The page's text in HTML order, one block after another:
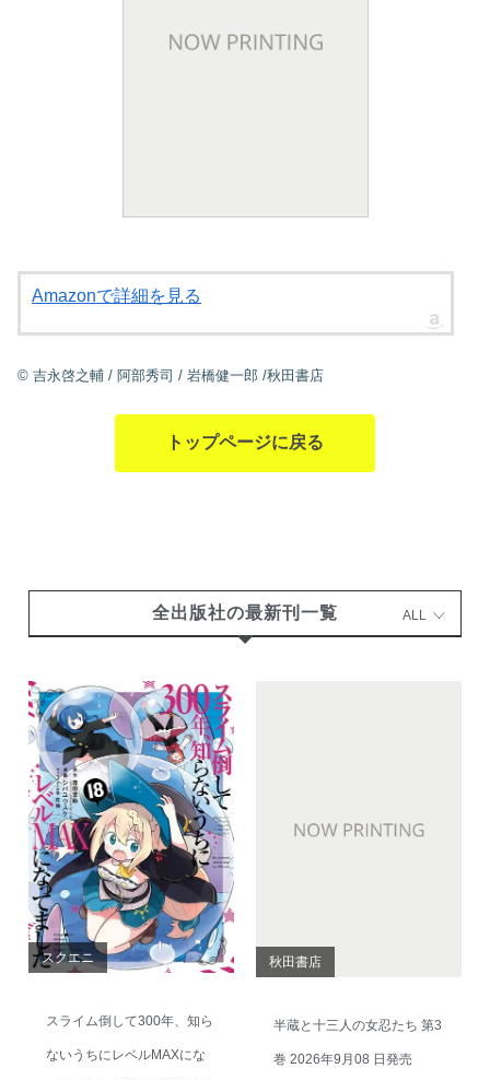
Amazonで詳細を見る
© 吉永啓之輔 / 阿部秀司 / 岩橋健一郎 /秋田書店
トップページに戻る
全出版社の最新刊一覧 ALL
スクエニ
スライム倒して300年、知ら
ないうちにレベルMAXにな
秋田書店
半蔵と十三人の女忍たち 第3
巻 2026年9月08 日発売